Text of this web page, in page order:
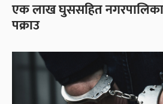
एक लाख घुससहित
पक्राउ